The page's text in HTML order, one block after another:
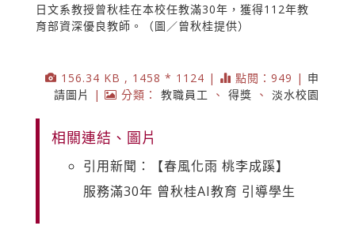
日文系教授曾秋桂在本校任教滿30年，獲得112年教
育部資深優良教師。（圖／曾秋桂提供）
156.34 KB , 1458 * 1124 | 點閱：949 | 申
請圖片
| 分類： 教職員工 、 得獎 、 淡水校園
相關連結、圖片
引用新聞：【春風化雨 桃李成蹊】
服務滿30年 曾秋桂AI教育 引導學生